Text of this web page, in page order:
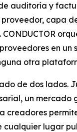
auditoría y
capa
en un
otra
de dos lados.
un mercado
creadores
cualquier lugar